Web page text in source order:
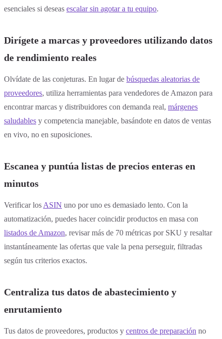
esenciales si deseas escalar sin agotar a tu equipo.
Dirígete a marcas y proveedores utilizando datos
de rendimiento reales
Olvídate de las conjeturas. En lugar de búsquedas aleatorias de
proveedores, utiliza herramientas para vendedores de Amazon para
encontrar marcas y distribuidores con demanda real, márgenes
saludables y competencia manejable, basándote en datos de ventas
en vivo, no en suposiciones.
Escanea y puntúa listas de precios enteras en
minutos
Verificar los ASIN uno por uno es demasiado lento. Con la
automatización, puedes hacer coincidir productos en masa con
listados de Amazon, revisar más de 70 métricas por SKU y resaltar
instantáneamente las ofertas que vale la pena perseguir, filtradas
según tus criterios exactos.
Centraliza tus datos de abastecimiento y
enrutamiento
Tus datos de proveedores, productos y centros de preparación no